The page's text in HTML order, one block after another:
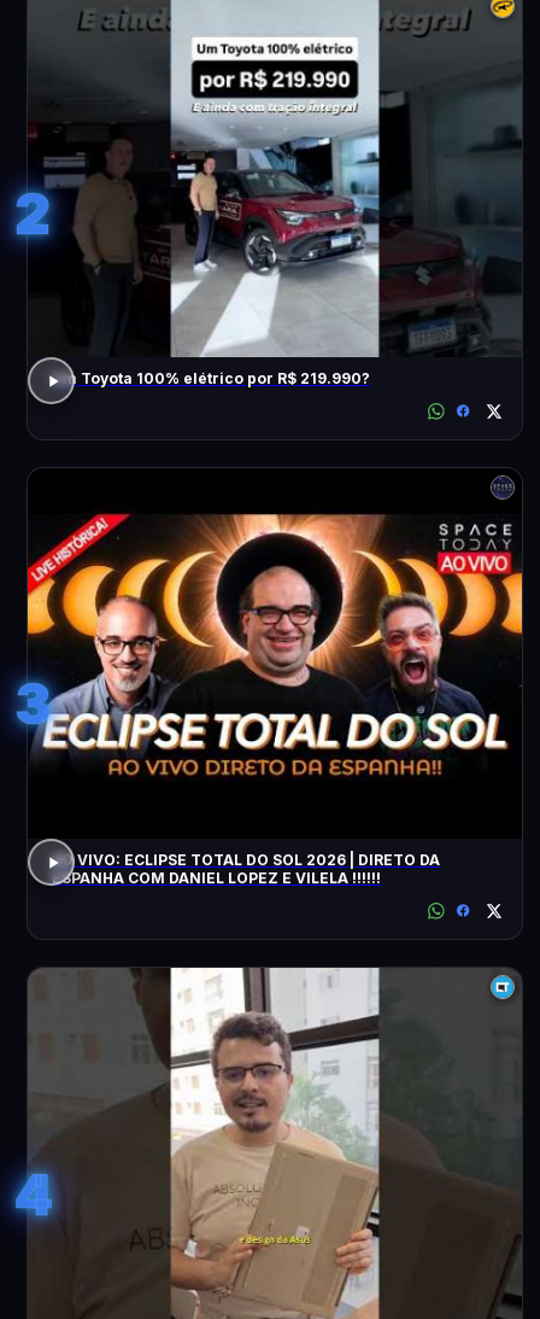
2
Um Toyota 100% elétrico por R$ 219.990?
3
AO VIVO: ECLIPSE TOTAL DO SOL 2026 | DIRETO DA
ESPANHA COM DANIEL LOPEZ E VILELA !!!!!!
4